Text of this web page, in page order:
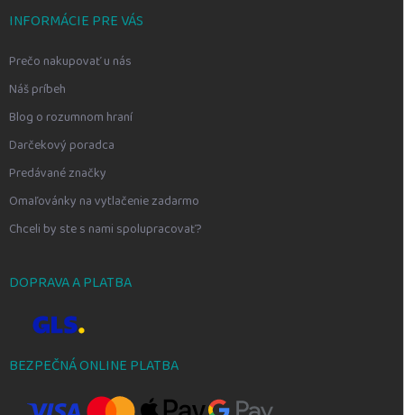
INFORMÁCIE PRE VÁS
Prečo nakupovať u nás
Náš príbeh
Blog o rozumnom hraní
Darčekový poradca
Predávané značky
Omaľovánky na vytlačenie zadarmo
Chceli by ste s nami spolupracovať?
DOPRAVA A PLATBA
BEZPEČNÁ ONLINE PLATBA